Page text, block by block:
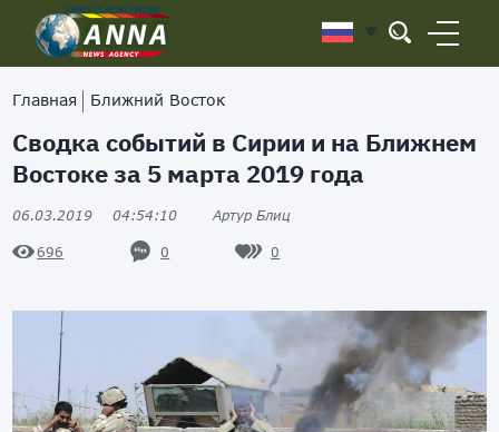
Главная Ближний Восток
Сводка событий в Сирии и на Ближнем
Востоке за 5 марта 2019 года
06.03.2019 04:54:10 Артур Блиц
696 0 0